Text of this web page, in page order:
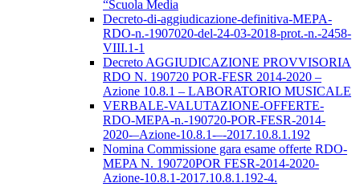
“Scuola Media
Decreto-di-aggiudicazione-definitiva-MEPA-
RDO-n.-1907020-del-24-03-2018-prot.-n.-2458-
VIII.1-1
Decreto AGGIUDICAZIONE PROVVISORIA
RDO N. 190720 POR-FESR 2014-2020 –
Azione 10.8.1 – LABORATORIO MUSICALE
VERBALE-VALUTAZIONE-OFFERTE-
RDO-MEPA-n.-190720-POR-FESR-2014-
2020-–Azione-10.8.1-–-2017.10.8.1.192
Nomina Commissione gara esame offerte RDO-
MEPA N. 190720POR FESR-2014-2020-
Azione-10.8.1-2017.10.8.1.192-4.